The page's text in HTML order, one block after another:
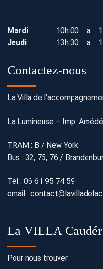
Mardi
10h:00 à
Jeudi
13h:30 à
Contactez-nous
La Villa de
La Lumineuse – Imp.
TRAM : B / New York
Bus : 32, 75, 76 /
Tél : 06 61 95 74 59
email :
La VILLA
Pour nous trouver